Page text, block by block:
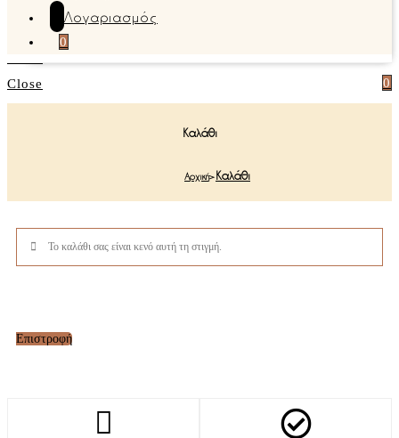
Λογαριασμός
0
0
Close
Καλάθι
Αρχική>Καλάθι
Το καλάθι σας είναι κενό αυτή τη στιγμή.
Επιστροφή